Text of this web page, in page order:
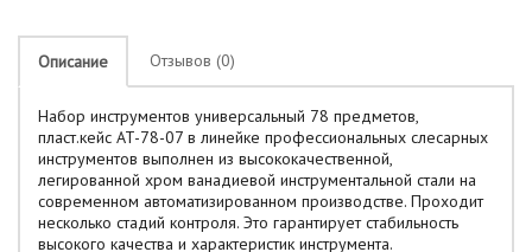
Описание Отзывов (0)
Набор инструментов универсальный 78 предметов,
пласт.кейс AT-78-07 в линейке профессиональных слесарных
инструментов выполнен из высококачественной,
легированной хром ванадиевой инструментальной стали на
современном автоматизированном производстве. Проходит
несколько стадий контроля. Это гарантирует стабильность
высокого качества и характеристик инструмента.